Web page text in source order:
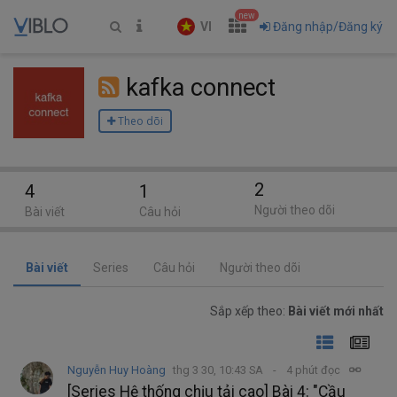
VI
new
Đăng nhập/Đăng ký
kafka connect
Theo dõi
Bài viết Series Câu hỏi Người theo dõi
Sắp xếp theo: Bài viết mới nhất
Nguyễn Huy Hoàng thg 3 30, 10:43 SA 4 phút đọc
[Series Hệ thống chịu tải cao] Bài 4: "Cầu
4
Bài viết
1
Câu hỏi
2
Người theo dõi